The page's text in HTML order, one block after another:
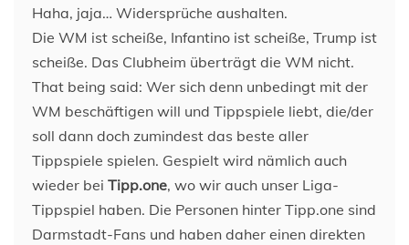
Haha, jaja… Widersprüche aushalten.
Die WM ist scheiße, Infantino ist scheiße, Trump ist
scheiße. Das Clubheim überträgt die WM nicht.
That being said: Wer sich denn unbedingt mit der
WM beschäftigen will und Tippspiele liebt, die/der
soll dann doch zumindest das beste aller
Tippspiele spielen. Gespielt wird nämlich auch
wieder bei Tipp.one, wo wir auch unser Liga-
Tippspiel haben. Die Personen hinter Tipp.one sind
Darmstadt-Fans und haben daher einen direkten